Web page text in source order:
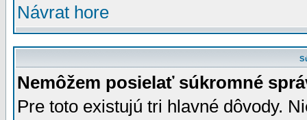
Návrat hore
Nemôžem posielať súkromné
Pre toto existujú tri hlavné dôvody.